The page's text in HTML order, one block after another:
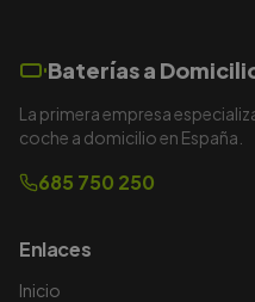
Baterías a
La primera empresa
coche a domicilio en España.
685 750 250
Enlaces
Inicio